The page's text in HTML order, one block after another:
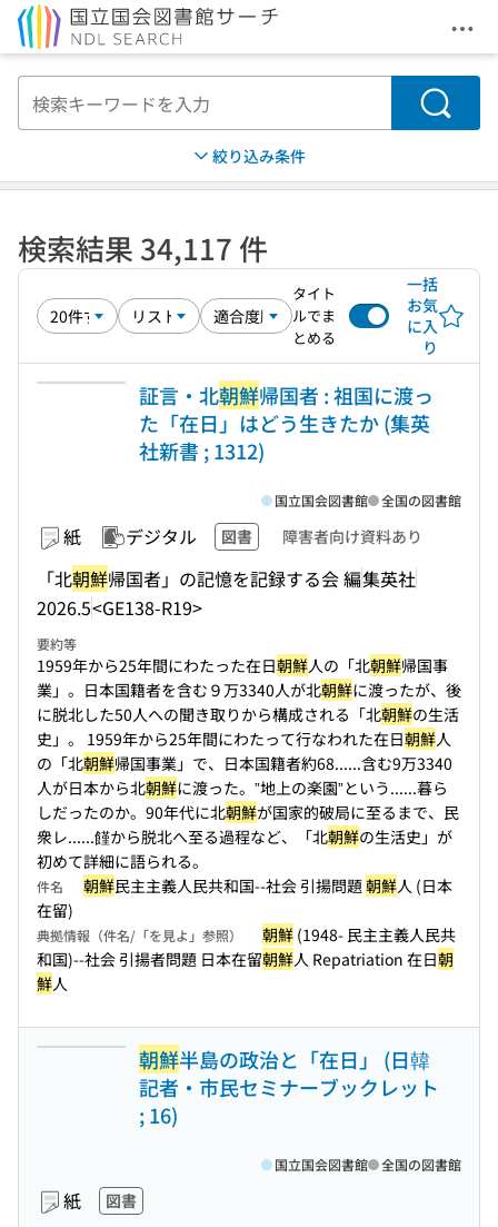
メ
検索
絞り込み条件
検索結果 34,117 件
タイト
ルでま
とめる
一括
お気
に入
り
証言・北朝鮮帰国者 : 祖国に渡っ
た「在日」はどう生きたか (集英
社新書 ; 1312)
紙 デジタル 図書 障害者向け資料あり
「北朝鮮帰国者」の記憶を記録する会 編集英社
2026.5<GE138-R19>
国立国会図書館 全国の図書館
要約等
1959年から25年間にわたった在日朝鮮人の「北朝鮮帰国事
業」。日本国籍者を含む９万3340人が北朝鮮に渡ったが、後
に脱北した50人への聞き取りから構成される「北朝鮮の生活
史」。 1959年から25年間にわたって行なわれた在日朝鮮人
の「北朝鮮帰国事業」で、日本国籍者約68......含む9万3340
人が日本から北朝鮮に渡った。”地上の楽園”という......暮ら
しだったのか。90年代に北朝鮮が国家的破局に至るまで、民
衆レ......饉から脱北へ至る過程など、「北朝鮮の生活史」が
初めて詳細に語られる。
件名 朝鮮民主主義人民共和国--社会 引揚問題朝鮮人 (日本
在留)
典拠情報（件名/「を見よ」参照） 朝鮮 (1948- 民主主義人民共
和国)--社会 引揚者問題 日本在留朝鮮人 Repatriation 在日朝
鮮人
朝鮮半島の政治と「在日」 (日韓
記者・市民セミナーブックレット
; 16)
紙 図書
国立国会図書館 全国の図書館